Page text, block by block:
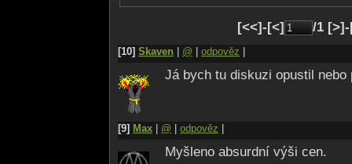
[<<]-[<] /1
[10] Skaven @ odpověz
Já bych tu diskuzi opustil nebo
[9] Max @ odpověz
Myšleno absurdní výši cen.